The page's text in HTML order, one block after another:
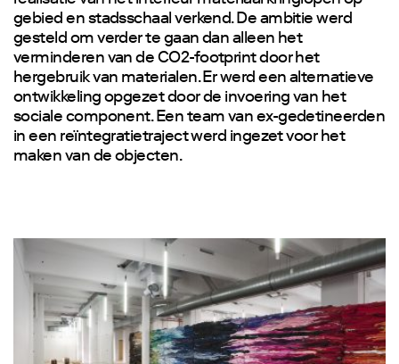
gebied en stadsschaal verkend. De ambitie werd
gesteld om verder te gaan dan alleen het
verminderen van de CO2-footprint door het
hergebruik van materialen. Er werd een alternatieve
ontwikkeling opgezet door de invoering van het
sociale component. Een team van ex-gedetineerden
in een reïntegratietraject werd ingezet voor het
maken van de objecten.